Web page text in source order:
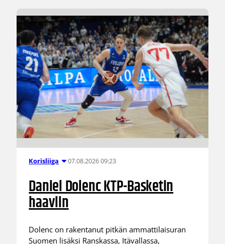
Korisliiga 07.08.2026 09:23
Daniel Dolenc KTP-Basketin
haaviin
Dolenc on rakentanut pitkän ammattilaisuran
Suomen lisäksi Ranskassa, Itävallassa,